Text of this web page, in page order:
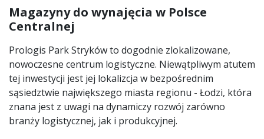
Magazyny do wynajęcia w Polsce
Centralnej
Prologis Park Stryków to dogodnie zlokalizowane,
nowoczesne centrum logistyczne. Niewątpliwym atutem
tej inwestycji jest jej lokalizcja w bezpośrednim
sąsiedztwie największego miasta regionu - Łodzi, która
znana jest z uwagi na dynamiczy rozwój zarówno
branży logistycznej, jak i produkcyjnej.